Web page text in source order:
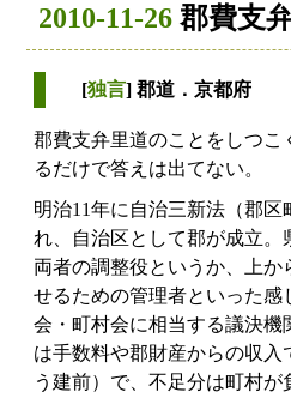
2010-11-26 郡費支
[独言] 郡道．京都府
郡費支弁里道のことをしつこ
るだけで答えは出てない。
明治11年に自治三新法（郡区
れ、自治区として郡が成立。
両者の調整役というか、上か
せるための管理者といった感
会・町村会に相当する議決機
は手数料や郡財産からの収入
う建前）で、不足分は町村